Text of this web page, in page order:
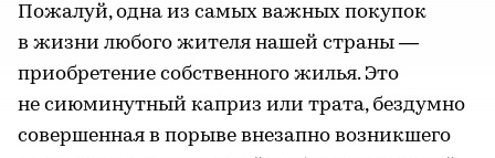
Пожалуй, одна из самых важных покупок
в жизни любого жителя нашей страны —
приобретение собственного жилья. Это
не сиюминутный каприз или трата, бездумно
совершенная в порыве внезапно возникшего